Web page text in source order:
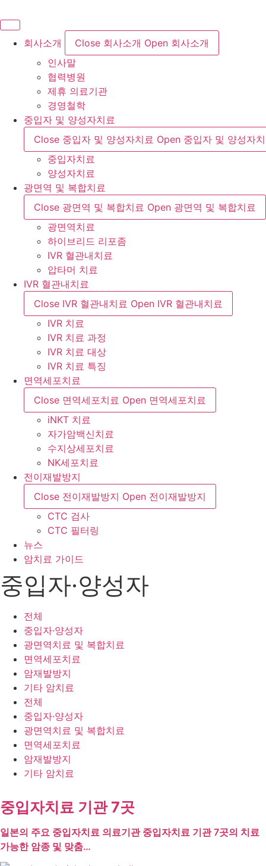
텐
회사소개 Close 회사소개 Open 회사소개
인사말
협력병원
제휴 의료기관
경영철학
중입자 및 양성자치료
Close 중입자 및 양성자치료 Open 중입자 및 양성자
중입자치료
양성자치료
광면역 및 복합치료
Close 광면역 및 복합치료 Open 광면역 및 복합치료
광면역치료
하이브리드 리포좀
IVR 혈관내치료
압타머 치료
IVR 혈관내치료
Close IVR 혈관내치료 Open IVR 혈관내치료
IVR 치료
IVR 치료 과정
IVR 치료 대상
IVR 치료 특징
면역세포치료
Close 면역세포치료 Open 면역세포치료
iNKT 치료
자가암백신치료
수지상세포치료
NK세포치료
전이재발방지
Close 전이재발방지 Open 전이재발방지
CTC 검사
CTC 필터링
뉴스
암치료 가이드
중입자·양성자
전체
중입자·양성자
광면역치료 및 복합치료
면역세포치료
암재발방지
기타 암치료
전체
중입자·양성자
광면역치료 및 복합치료
면역세포치료
암재발방지
기타 암치료
중입자치료 기관 7곳
일본의 주요 중입자치료 의료기관 중입자치료 기관 7곳의 치료
가능한 암종 및 맞춤…